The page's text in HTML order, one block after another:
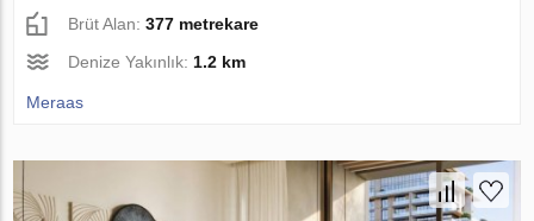
Brüt Alan:377 metrekare
Denize Yakınlık: 1.2 km
Meraas